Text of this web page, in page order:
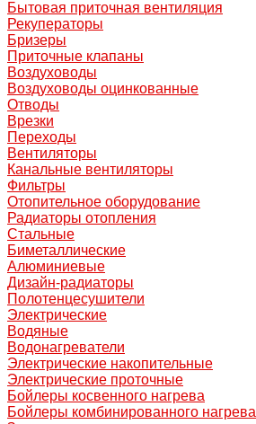
Бытовая приточная вентиляция
Рекуператоры
Бризеры
Приточные клапаны
Воздуховоды
Воздуховоды оцинкованные
Отводы
Врезки
Переходы
Вентиляторы
Канальные вентиляторы
Фильтры
Отопительное оборудование
Радиаторы отопления
Стальные
Биметаллические
Алюминиевые
Дизайн-радиаторы
Полотенцесушители
Электрические
Водяные
Водонагреватели
Электрические накопительные
Электрические проточные
Бойлеры косвенного нагрева
Бойлеры комбинированного нагрева